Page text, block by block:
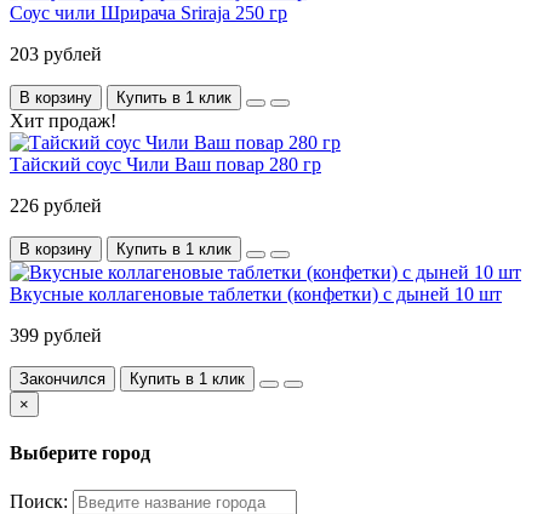
Соус чили Шрирача Sriraja 250 гр
203 рублей
В корзину Купить в 1 клик
Хит продаж!
Тайский соус Чили Ваш повар 280 гр
226 рублей
В корзину Купить в 1 клик
Вкусные коллагеновые таблетки (конфетки) с дыней 10 шт
399 рублей
Закончился
Купить в 1 клик
×
Выберите город
Поиск: